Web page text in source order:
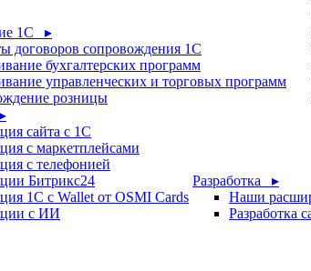
1С ▸
договоров сопровождения 1С
бухгалтерских программ
управленческих и торговых программ
розницы
сайта с 1С
с маркетплейсами
с телефонией
Битрикс24
1С с Wallet от OSMI Cards
с ИИ
Разработка ▸
Наши
Разработка